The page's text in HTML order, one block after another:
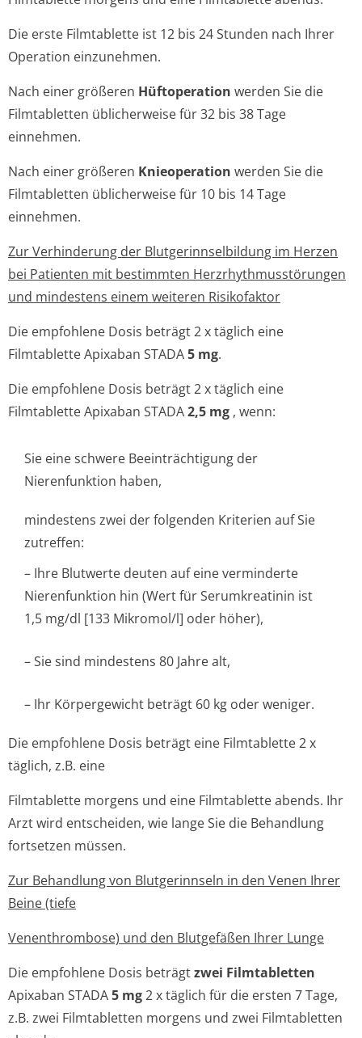
Die erste Filmtablette ist 12 bis 24 Stunden nach Ihrer
Operation einzunehmen.
Nach einer größeren Hüftoperation werden Sie die
Filmtabletten üblicherweise für 32 bis 38 Tage
einnehmen.
Nach einer größeren Knieoperation werden Sie die
Filmtabletten üblicherweise für 10 bis 14 Tage
einnehmen.
Zur Verhinderung der Blutgerinnsel­bildung im Herzen
bei Patienten mit bestimmten Herzrhythmusstörun­gen
und mindestens einem weiteren Risikofaktor
Die empfohlene Dosis beträgt 2 x täglich eine
Filmtablette Apixaban STADA5 mg.
Die empfohlene Dosis beträgt 2 x täglich eine
Filmtablette Apixaban STADA2,5 mg , wenn:
Sie eine schwere Beeinträchtigung der
Nierenfunktion ha­ben,
mindestens zwei der folgenden Kriterien auf Sie
zutreffen:
– Ihre Blutwerte deuten auf eine verminderte
Nierenfunktion hin (Wert für Serumkreatinin ist
1,5 mg/dl [133 Mikromol/l] oder höher),
– Sie sind mindestens 80 Jahre alt,
– Ihr Körpergewicht beträgt 60 kg oder weniger.
Die empfohlene Dosis beträgt eine Filmtablette 2 x
täglich, z.B. eine
Filmtablette morgens und eine Filmtablette abends. Ihr
Arzt wird entscheiden, wie lange Sie die Behandlung
fortsetzen müssen.
Zur Behandlung von Blutgerinnseln in den Venen Ihrer
Beine (tiefe
Venenthrombose) und den Blutgefäßen Ihrer Lunge
Die empfohlene Dosis beträgtzwei Filmtabletten
Apixaban STADA5 mg2 x täglich für die ersten 7 Tage,
z.B. zwei Filmtabletten morgens und zwei Filmtabletten